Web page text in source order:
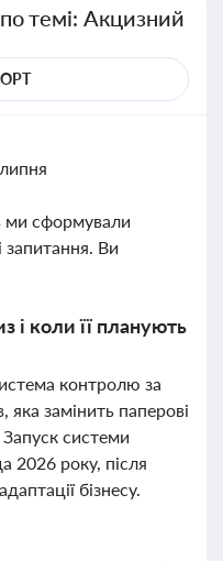
темі: Акцизний
ми сформували
запитання. Ви
і коли її планують
контролю за
яка замінить паперові
системи
2026 року, після
бізнесу.